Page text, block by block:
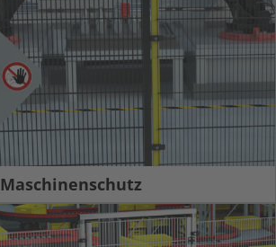
Maschinenschutz